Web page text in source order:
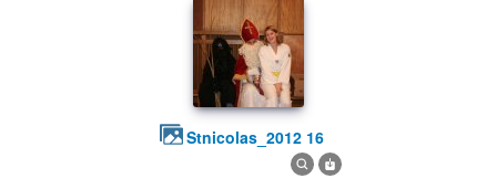
stnicolas_2012 16